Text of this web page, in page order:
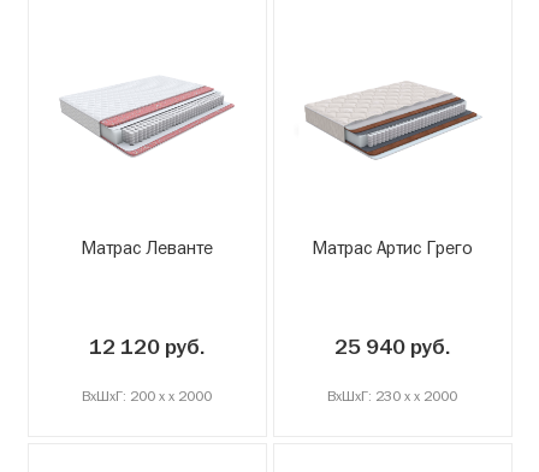
Матрас Леванте
12 120 руб.
ВxШxГ: 200 x x 2000
Матрас Артис Грего
25 940 руб.
ВxШxГ: 230 x x 2000